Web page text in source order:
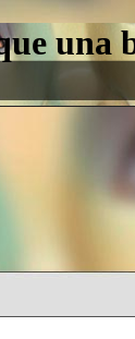
una